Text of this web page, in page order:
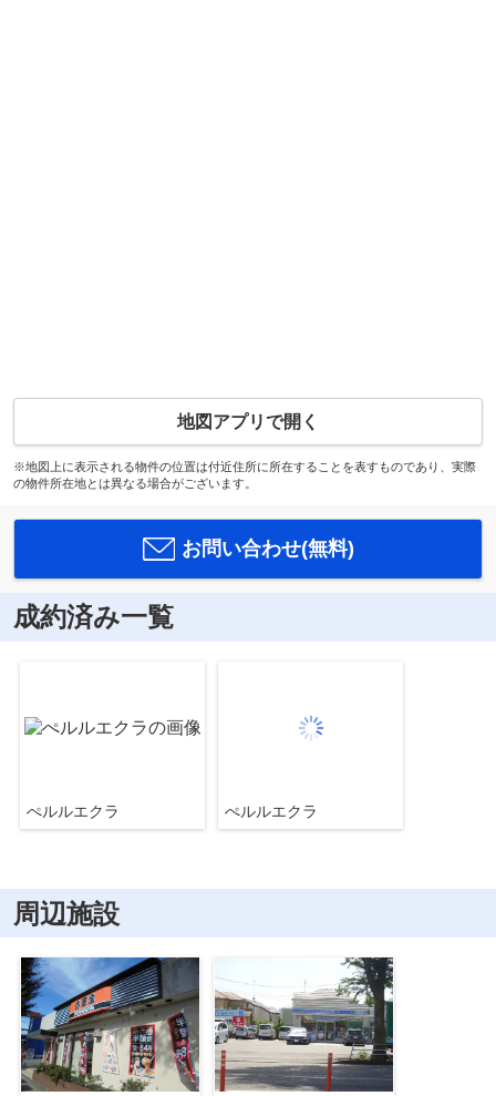
地図アプリで開く
※地図上に表示される物件の位置は付近住所に所在することを表すものであり、実際
の物件所在地とは異なる場合がございます。
お問い合わせ(無料)
成約済み一覧
ぺルルエクラ ぺルルエクラ
周辺施設